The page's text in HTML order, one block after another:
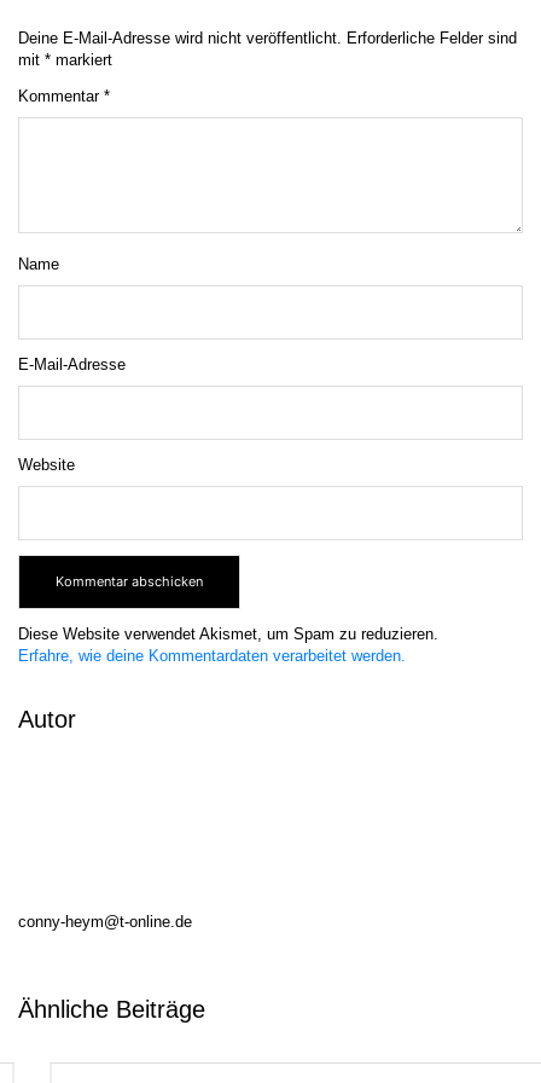
Deine E-Mail-Adresse wird nicht veröffentlicht. Erforderliche Felder sind
mit * markiert
Kommentar *
Name
E-Mail-Adresse
Website
Diese Website verwendet Akismet, um Spam zu reduzieren.
Erfahre, wie deine Kommentardaten verarbeitet werden.
Autor
conny-heym@t-online.de
Ähnliche Beiträge